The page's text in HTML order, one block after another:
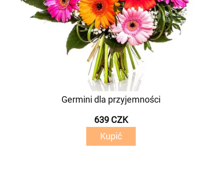
Germini dla przyjemności
639 CZK
Kupić